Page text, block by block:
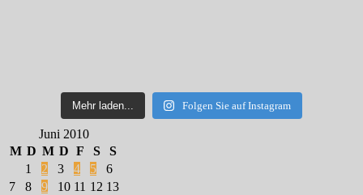
Mehr laden... Folgen Sie auf Instagram
Juni 2010
M D M D F S
S
1
2 3 4 5
6
7
8 9 10 11 12 13